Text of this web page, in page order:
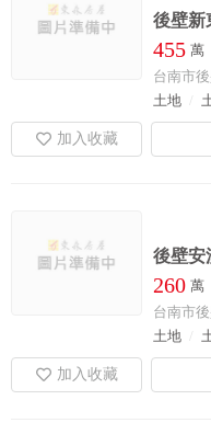
後壁新
455 萬
台南市
土地
後壁安
260 萬
台南市
土地